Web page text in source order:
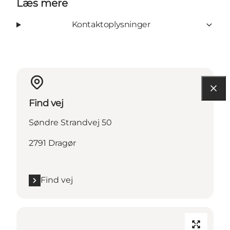
Læs mere
Kontaktoplysninger
Find vej
Søndre Strandvej 50
2791 Dragør
Find vej